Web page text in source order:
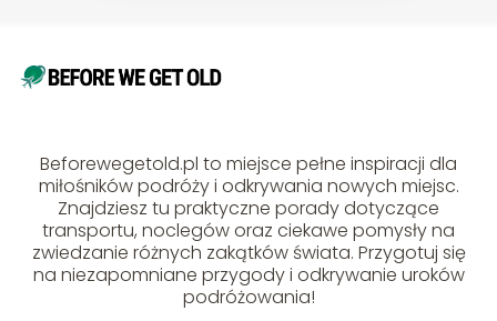
Beforewegetold.pl to miejsce pełne inspiracji dla
miłośników podróży i odkrywania nowych miejsc.
Znajdziesz tu praktyczne porady dotyczące
transportu, noclegów oraz ciekawe pomysły na
zwiedzanie różnych zakątków świata. Przygotuj się
na niezapomniane przygody i odkrywanie uroków
podróżowania!